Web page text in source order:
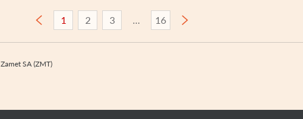
1 2 3 16
Zamet SA (ZMT)